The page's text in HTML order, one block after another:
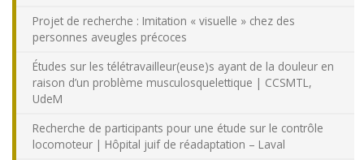
Projet de recherche : Imitation « visuelle » chez des
personnes aveugles précoces
Études sur les télétravailleur(euse)s ayant de la douleur en
raison d’un problème musculosquelettique | CCSMTL,
UdeM
Recherche de participants pour une étude sur le contrôle
locomoteur | Hôpital juif de réadaptation – Laval